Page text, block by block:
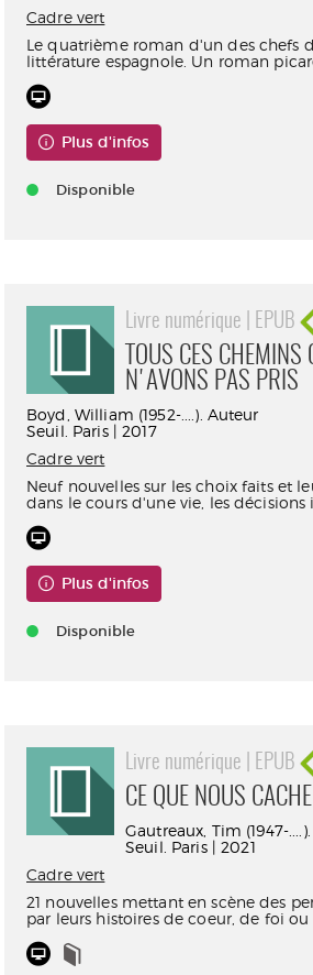
Cadre vert
Le quatrième roman d'un des chefs
littérature espagnole. Un roman
Plus d'infos
Disponible
Livre numérique | EPUB
TOUS CES CHEMINS
N'AVONS PAS PRIS
Boyd, William (1952-....). Auteur
Seuil. Paris | 2017
Cadre vert
Neuf nouvelles sur les choix faits et
dans le cours d'une vie, les décisions
Plus d'infos
Disponible
Livre numérique | EPUB
CE QUE NOUS
Gautreaux, Tim (1947-
Seuil. Paris | 2021
Cadre vert
21 nouvelles mettant en scène des
par leurs histoires de coeur, de foi ou